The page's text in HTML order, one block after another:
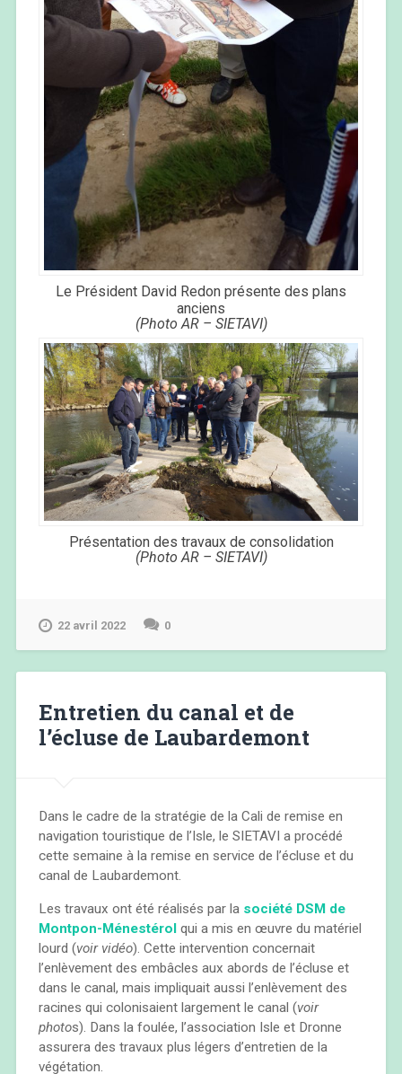
Le Président David Redon présente des plans
anciens
(Photo AR – SIETAVI)
Présentation des travaux de consolidation
(Photo AR – SIETAVI)
22 avril 2022 0
Entretien du canal et de
l’écluse de Laubardemont
Dans le cadre de la stratégie de la Cali de remise en
navigation touristique de l’Isle, le SIETAVI a procédé
cette semaine à la remise en service de l’écluse et du
canal de Laubardemont.
Les travaux ont été réalisés par la société DSM de
Montpon-Ménestérolqui a mis en œuvre du matériel
lourd (voir vidéo). Cette intervention concernait
l’enlèvement des embâcles aux abords de l’écluse et
dans le canal, mais impliquait aussi l’enlèvement des
racines qui colonisaient largement le canal (voir
photos). Dans la foulée, l’association Isle et Dronne
assurera des travaux plus légers d’entretien de la
végétation.